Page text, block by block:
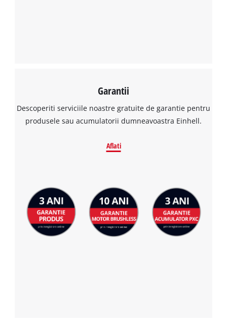
Garantii
Descoperiti serviciile noastre gratuite de garantie pentru
produsele sau acumulatorii dumneavoastra Einhell.
Aflati